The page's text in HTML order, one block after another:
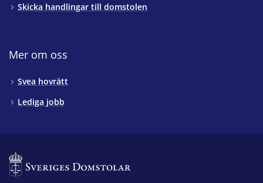
Skicka handlingar till domstolen
Mer om oss
Svea hovrätt
Lediga jobb